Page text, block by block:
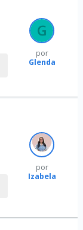
por
Glenda
por
Izabela